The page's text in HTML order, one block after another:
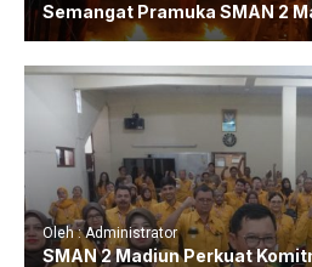
Semangat Pramuka SMAN 2
Oleh : Administrator
SMAN 2 Madiun Perkuat